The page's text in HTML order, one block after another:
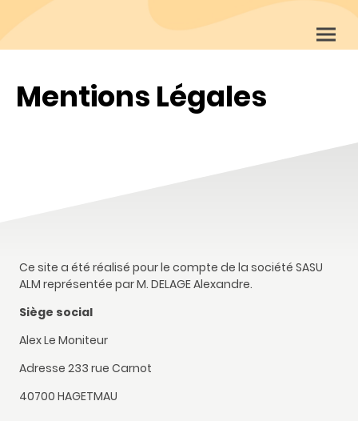
Mentions Légales
Ce site a été réalisé pour le compte de la société SASU
ALM représentée par M. DELAGE Alexandre.
Siège social
Alex Le Moniteur
Adresse 233 rue Carnot
40700 HAGETMAU